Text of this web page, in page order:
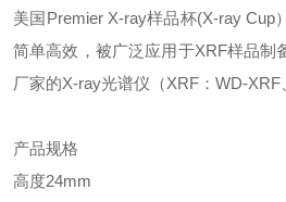
美国Premier X-ray样品杯(X-ray Cup）
简单高效 ，被广泛应用于XRF样品制
厂家的X-ray光谱仪（XRF：WD-XRF
产品规格
高度24mm